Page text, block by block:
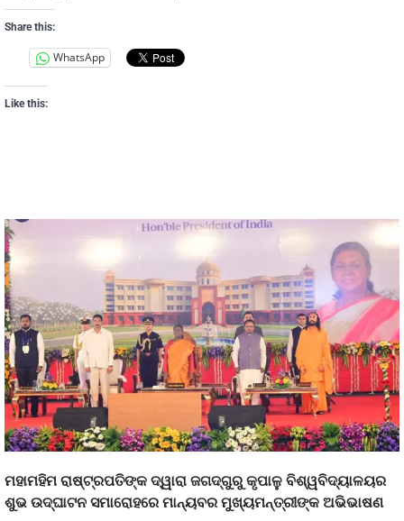
Share this:
WhatsApp
Like this:
ମହାମହିମ ରାଷ୍ଟ୍ରପତିଙ୍କ ଦ୍ୱାରା ଜଗଦ୍‌ଗୁରୁ କୃପାଳୁ ବିଶ୍ୱବିଦ୍ୟାଳୟର
ଶୁଭ ଉଦ୍‌ଘାଟନ ସମାରୋହରେ ମାନ୍ୟବର ମୁଖ୍ୟମନ୍ତ୍ରୀଙ୍କ ଅଭିଭାଷଣ